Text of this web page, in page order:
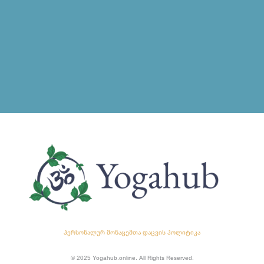
პერსონალურ მონაცემთა დაცვის პოლიტიკა
© 2025 Yogahub.online. All Rights Reserved.